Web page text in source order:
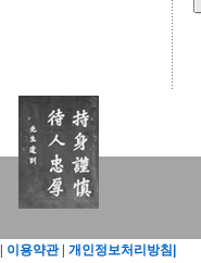
이용약관| 개인정보처리방침|